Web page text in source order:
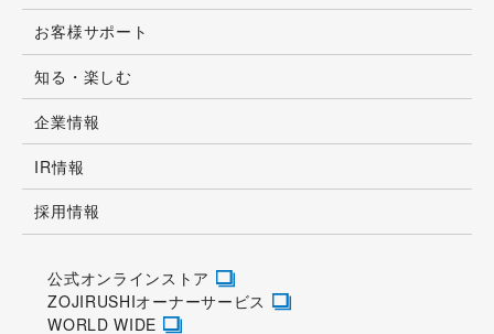
商品情報
お客様サポート
知る・楽しむ
企業情報
採用情報